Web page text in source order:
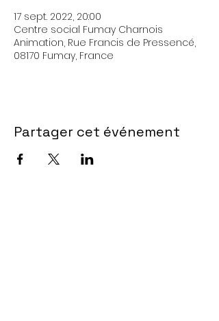
17 sept. 2022, 20:00
Centre social Fumay Charnois
Animation, Rue Francis de Pressencé,
08170 Fumay, France
Partager cet événement